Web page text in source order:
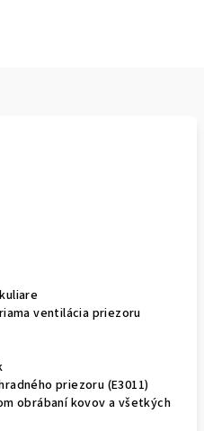
ventilácia priezoru
priezoru (E3011)
obrábaní kovov a všetkých